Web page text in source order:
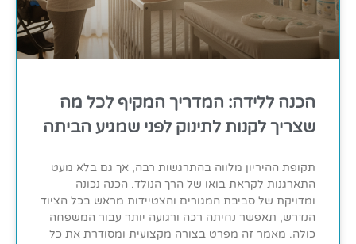
הכנה ללידה: המדריך המקיף לכל מה
שצריך לקנות לתינוק לפני שמגיע הביתה
תקופת ההיריון מלווה בהתרגשות רבה, אך גם בלא מעט
התארגנות לקראת בואו של הרך הנולד. הכנה נכונה
ומדויקת של סביבת המגורים והצטיידות מראש בכל הציוד
הנדרש, תאפשר נחיתה רכה ורגועה יותר עבור המשפחה
כולה. מאמר זה מפרט בצורה מקצועית ומסודרת את כל